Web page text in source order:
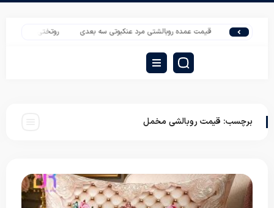
قیمت عمده روبالشتی مرد عنکبوتی سه بعدی روتختی ده تکه ژاکارد؛
برچسب: قیمت روبالشی مخمل